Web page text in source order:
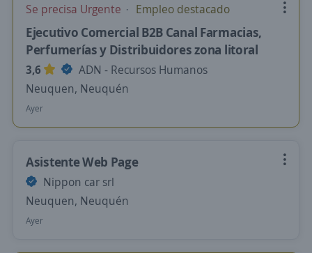
Se precisa Urgente Empleo destacado
Ejecutivo Comercial B2B Canal Farmacias,
Perfumerías y Distribuidores zona litoral
3,6
ADN - Recursos Humanos
Neuquen, Neuquén
Ayer
Asistente Web Page
Nippon car srl
Neuquen, Neuquén
Ayer